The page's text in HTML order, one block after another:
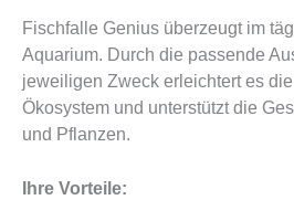
Fischfalle Genius überzeugt im
Aquarium. Durch die passende
jeweiligen Zweck erleichtert es
Ökosystem und unterstützt die
und Pflanzen.
Ihre Vorteile: